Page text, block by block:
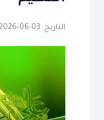
التاريخ: 03-06-2026